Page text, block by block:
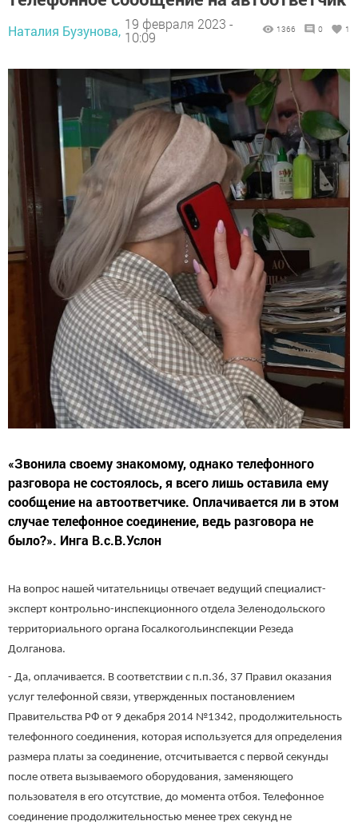
Наталия Бузунова, 19 февраля 2023 -
10:09
1366 0 1
«Звонила своему знакомому, однако телефонного
разговора не состоялось, я всего лишь оставила ему
сообщение на автоответчике. Оплачивается ли в этом
случае телефонное соединение, ведь разговора не
было?». Инга В.с.В.Услон
На вопрос нашей читательницы отвечает ведущий специалист-
эксперт контрольно-инспекционного отдела Зеленодольского
территориального органа Госалкогольинспекции Резеда
Долганова.
- Да, оплачивается. В соответствии с п.п.36, 37 Правил оказания
услуг телефонной связи, утвержденных постановлением
Правительства РФ от 9 декабря 2014 №1342, продолжительность
телефонного соединения, которая используется для определения
размера платы за соединение, отсчитывается с первой секунды
после ответа вызываемого оборудования, заменяющего
пользователя в его отсутствие, до момента отбоя. Телефонное
соединение продолжительностью менее трех секунд не